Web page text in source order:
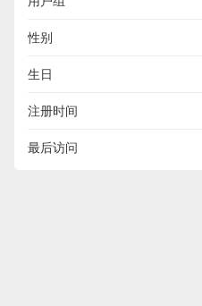
性别
生日
注册时间
最后访问